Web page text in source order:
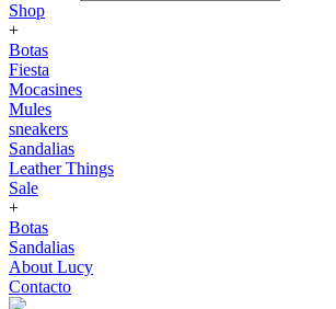
Shop
+
Botas
Fiesta
Mocasines
Mules
sneakers
Sandalias
Leather Things
Sale
+
Botas
Sandalias
About Lucy
Contacto